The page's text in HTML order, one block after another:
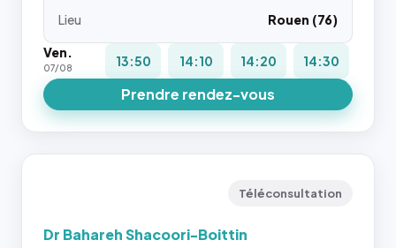
Lieu
Rouen (76)
Ven.
07/08 13:50 14:10 14:20 14:30
Prendre rendez-vous
Téléconsultation
Dr Bahareh Shacoori-Boittin